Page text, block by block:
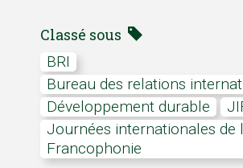
Classé sous
BRI
Bureau des relations
Développement durable
Journées internationales de la
Francophonie